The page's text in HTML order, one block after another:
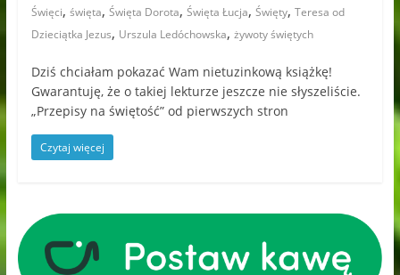
Święci, święta, Święta Dorota, Święta Łucja, Święty, Teresa od
Dzieciątka Jezus, Urszula Ledóchowska, żywoty świętych
Dziś chciałam pokazać Wam nietuzinkową książkę!
Gwarantuję, że o takiej lekturze jeszcze nie słyszeliście.
„Przepisy na świętość” od pierwszych stron
Czytaj więcej